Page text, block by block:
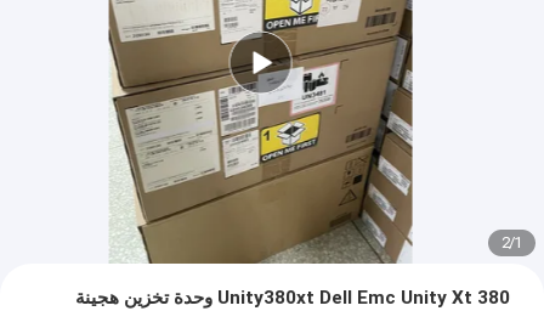
1
/
2
Unity380xt Dell Emc Unity Xt 380 وحدة تخزين هجينة